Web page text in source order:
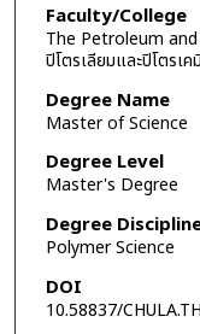
Faculty/College
The Petroleum
ปิโตรเลียมและปิโตรเค
Degree Name
Master of Science
Degree Level
Master's Degree
Degree
Polymer Science
DOI
10.58837/